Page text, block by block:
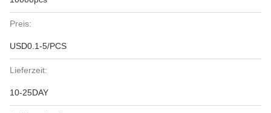
Preis:
USD0.1-5/PCS
Lieferzeit:
10-25DAY